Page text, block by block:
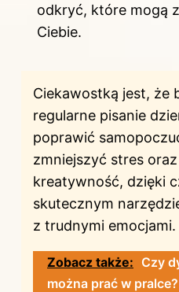
odkryć, które mogą
Ciebie.
Ciekawostką jest, że
regularne pisanie
poprawić
zmniejszyć stres
kreatywność, dzięki
skutecznym
z trudnymi emocjami.
Zobacz także: Czy
można prać w